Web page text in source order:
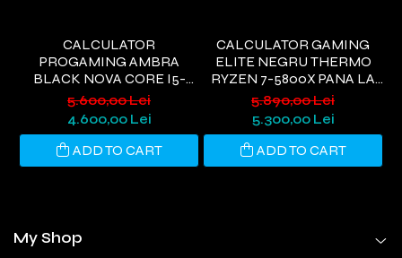
CALCULATOR
PROGAMING AMBRA
BLACK NOVA CORE I5-
9400, 32GB DDR4, 1TB SSD,
RTX 3050 6GB, WIFI 6,
WINDOWS 11 HOME
5.600,00 Lei
4.600,00 Lei
ADD TO CART
CALCULATOR GAMING
ELITE NEGRU THERMO
RYZEN 7-5800X PANA LA
4.7GHZ, 32GB DDR4, 1TB
SSD, RTX5060 8GB GDDR7,
WINDOWS 11, WI-FI 6
5.890,00 Lei
5.300,00 Lei
ADD TO CART
My Shop